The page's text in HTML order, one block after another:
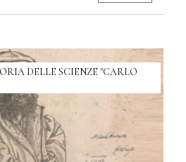
DELLE SCIENZE "CARLO